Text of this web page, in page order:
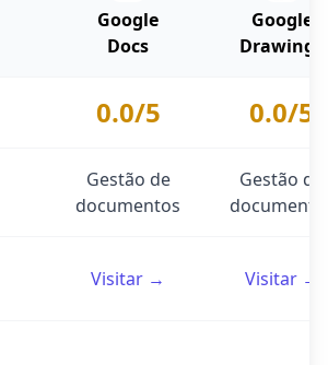
Google
Docs
Google
Drawings
0.0/5 0.0/5
Gestão de
documentos
Gestão de
Visitar → Visitar →